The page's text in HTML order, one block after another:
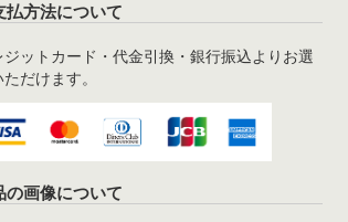
払方法について
ジットカード・代金引換・銀行振込よりお選
だけます。
の画像について